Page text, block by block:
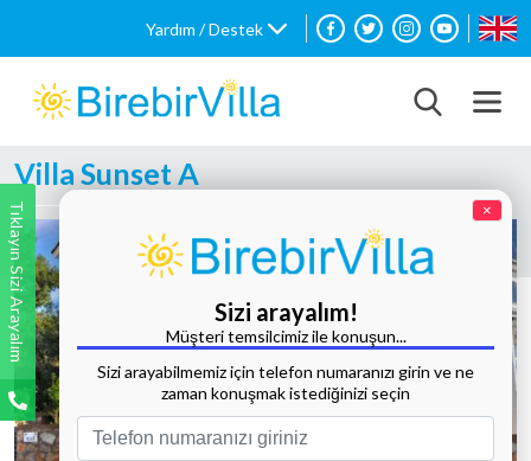
Yardım / Destek
Villa Sunset A
Tıklayın Sizi Arayalım ×
Sizi arayalım!
Müşteri temsilcimiz ile konuşun...
Sizi arayabilmemiz için telefon numaranızı girin ve ne
zaman konuşmak istediğinizi seçin